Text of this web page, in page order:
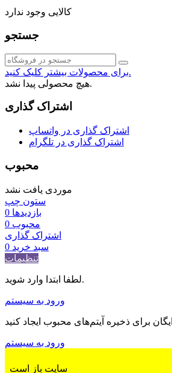
کالایی وجود ندارد
جستجو
برای محصولات بیشتر کلیک کنید.
هیچ محصولی پیدا نشد.
اشتراک گذاری
اشتراک گذاری در واتساپ
اشتراک گذاری در تلگرام
محبوب
موردی یافت نشد
ستون چپ
بازدیدها 0
محبوب 0
اشتراک گذاری
سبد خرید 0
تنظیمات
لطفا ابتدا وارد شوید.
ورود به سیستم
ورود به سیستم
سایت باز است